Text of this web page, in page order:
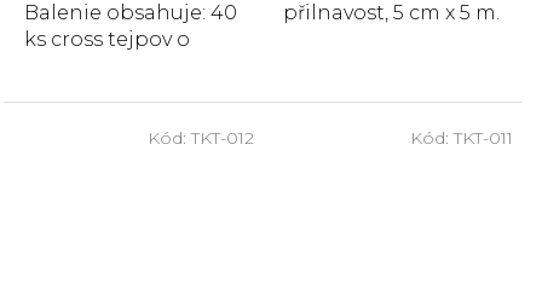
Balenie obsahuje: 40
ks cross tejpov o
přilnavost, 5 cm x 5 m.
Kód:TKT-012 Kód:TKT-011